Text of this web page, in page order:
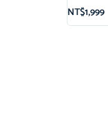
NT$1,999